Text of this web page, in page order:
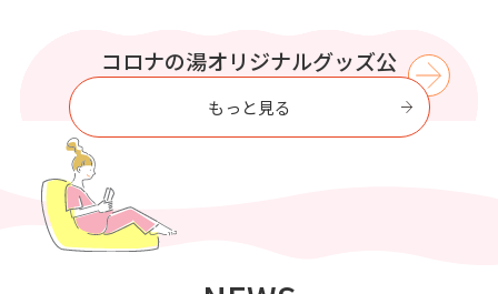
コロナの湯で
この夏はコロナの湯で涼もう【8
プリティシリーズ コラボイベン
WIND BREAKER コラボイベント
コロナの湯オリジナルグッズ公
もっと見る